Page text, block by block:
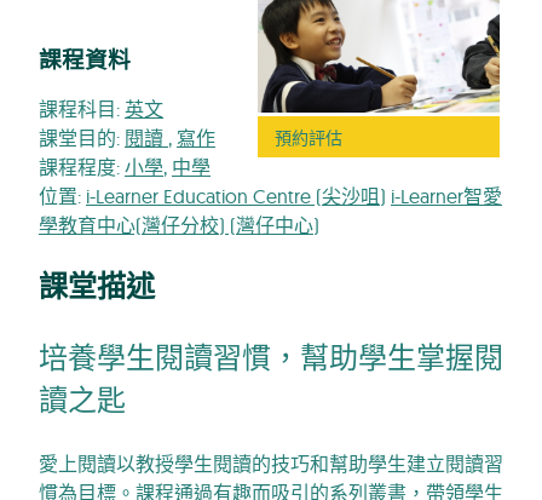
預約評估
課程資料
課程科目: 英文
課堂目的: 閱讀 , 寫作
課程程度: 小學, 中學
位置: i-Learner Education Centre (尖沙咀) i-Learner智愛
學教育中心(灣仔分校) (灣仔中心)
課堂描述
培養學生閱讀習慣，幫助學生掌握閱
讀之匙
愛上閱讀以教授學生閱讀的技巧和幫助學生建立閱讀習
慣為目標。課程通過有趣而吸引的系列叢書，帶領學生